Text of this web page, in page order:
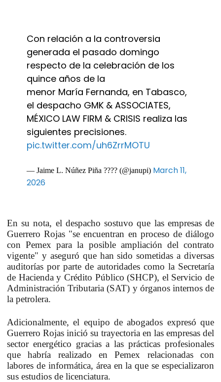
Con relación a la controversia
generada el pasado domingo
respecto de la celebración de los
quince años de la
menor María Fernanda, en Tabasco,
el despacho GMK & ASSOCIATES,
MÉXICO LAW FIRM & CRISIS realiza las
siguientes precisiones.
pic.twitter.com/uh6ZrrMOTU
— Jaime L. Núñez Piña ???? (@janupi) March 11,
2026
En su nota, el despacho sostuvo que las empresas de
Guerrero Rojas "se encuentran en proceso de diálogo
con Pemex para la posible ampliación del contrato
vigente" y aseguró que han sido sometidas a diversas
auditorías por parte de autoridades como la Secretaría
de Hacienda y Crédito Público (SHCP), el Servicio de
Administración Tributaria (SAT) y órganos internos de
la petrolera.
Adicionalmente, el equipo de abogados expresó que
Guerrero Rojas inició su trayectoria en las empresas del
sector energético gracias a lasprácticas profesionales
que habría realizado en Pemex relacionadas con
labores de informática, área en la que se especializaron
sus estudios de licenciatura.